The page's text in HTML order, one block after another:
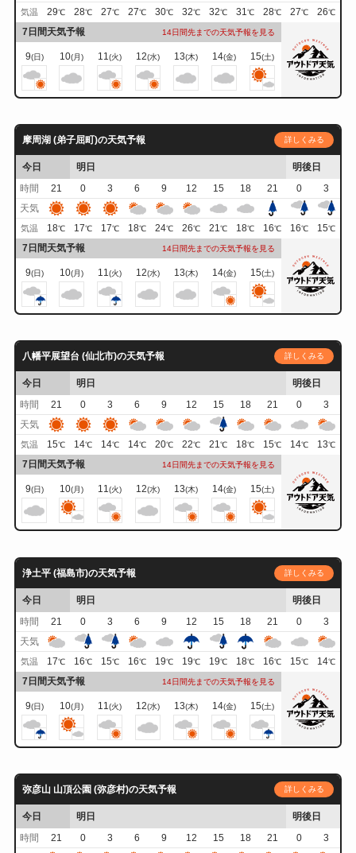
気温 29℃ 28℃ 27℃ 27℃ 30℃ 32℃ 32℃ 31℃ 28℃ 27℃ 26℃
7日間天気予報 14日間先までの天気予報を見る
9(日) 10(月) 11(火) 12(水) 13(木) 14(金) 15(土)
摩周湖 (弟子屈町)の天気予報 詳しくみる
今日 明日
明後日
時間
21 0 3 6 9 12 15 18 21 0
3
天気
気温 18℃ 17℃ 17℃ 18℃ 24℃ 26℃ 21℃ 18℃ 16℃ 16℃ 15℃
7日間天気予報 14日間先までの天気予報を見る
9(日) 10(月) 11(火) 12(水) 13(木) 14(金) 15(土)
八幡平展望台 (仙北市)の天気予報 詳しくみる
今日 明日
明後日
時間
21 0 3 6 9 12 15 18 21 0
3
天気
気温 15℃ 14℃ 14℃ 14℃ 20℃ 22℃ 21℃ 18℃ 15℃ 14℃ 13℃
7日間天気予報 14日間先までの天気予報を見る
9(日) 10(月) 11(火) 12(水) 13(木) 14(金) 15(土)
浄土平 (福島市)の天気予報 詳しくみる
今日 明日
明後日
時間
21 0 3 6 9 12 15 18 21 0
3
天気
気温 17℃ 16℃ 15℃ 16℃ 19℃ 19℃ 19℃ 18℃ 16℃ 15℃ 14℃
7日間天気予報 14日間先までの天気予報を見る
9(日) 10(月) 11 (火) 12(水) 13(木) 14(金) 15(土)
弥彦山 山頂公園 (弥彦村)の天気予報 詳しくみる
今日 明日
明後日
時間
21 0 3 6 9 12 15 18 21 0
3